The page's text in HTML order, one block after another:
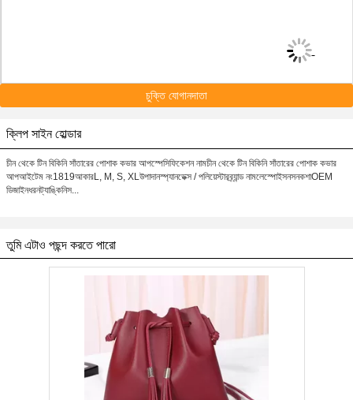
চুক্তি যোগানদাতা
ক্লিপ সাইন হোল্ডার
চীন থেকে টিন বিকিনি সাঁতারের পোশাক কভার আপস্পেসিফিকেশন নামচীন থেকে টিন বিকিনি সাঁতারের পোশাক কভার
আপআইটেম নং1819আকারL, M, S, XLউপাদানস্প্যানডেক্স / পলিয়েস্টারব্র্যান্ড নামলেস্পোইসনসনকশাOEM
ডিজাইনধরনট্যাঙ্কিনিস...
তুমি এটাও পছন্দ করতে পারো